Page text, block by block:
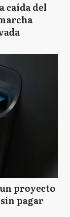
caída del
proyecto
pagar